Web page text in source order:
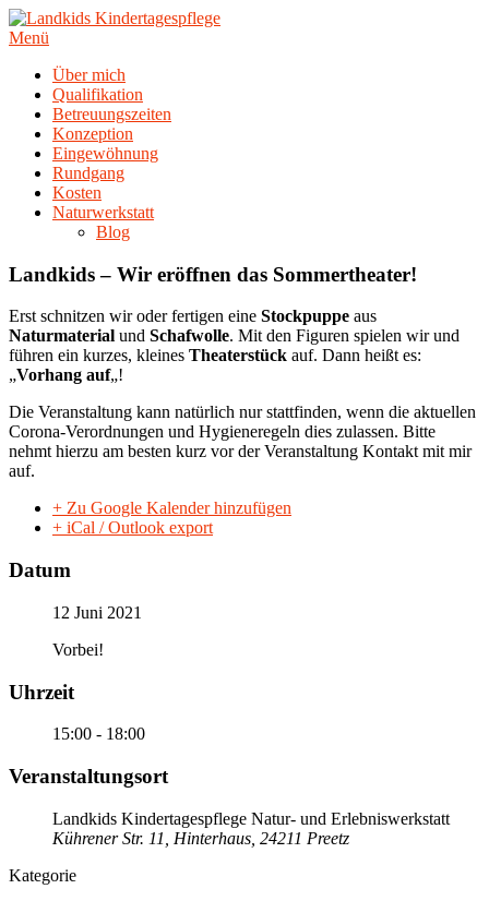
Zum
Inhalt
Menü
Über mich
Qualifikation
Betreuungszeiten
Konzeption
Eingewöhnung
Rundgang
Kosten
Naturwerkstatt
Blog
Landkids – Wir eröffnen das Sommertheater!
Erst schnitzen wir oder fertigen eine Stockpuppe aus
Naturmaterial und Schafwolle. Mit den Figuren spielen wir und
führen ein kurzes, kleines Theaterstück auf. Dann heißt es:
„Vorhang auf„!
Die Veranstaltung kann natürlich nur stattfinden, wenn die aktuellen
Corona-Verordnungen und Hygieneregeln dies zulassen. Bitte
nehmt hierzu am besten kurz vor der Veranstaltung Kontakt mit mir
auf.
+ Zu Google Kalender hinzufügen
+ iCal / Outlook export
Datum
12 Juni 2021
Vorbei!
Uhrzeit
15:00 - 18:00
Veranstaltungsort
Landkids Kindertagespflege Natur- und Erlebniswerkstatt
Kührener Str. 11, Hinterhaus, 24211 Preetz
Kategorie